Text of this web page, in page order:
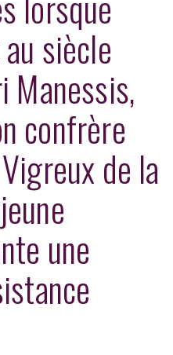
siècle
Manessis,
confrère
de la
une